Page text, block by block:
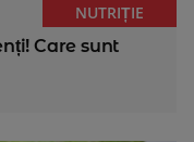
NUTRIȚIE
Care sunt